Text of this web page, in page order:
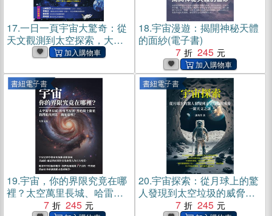
17.一日一頁宇宙大驚奇：從
天文觀測到太空探索，大人
小孩都想知道的天文知識(電
18.宇宙漫遊：揭開神秘天體
的面紗(電子書)
7
245
書紐電子書
19.宇宙，你的界限究竟在哪
裡？太空萬里長城、哈雷彗
星蛋、黑色騎士衛星，我們
7 245
書紐電子書
20.宇宙探索：從月球上的驚
人發現到太空垃圾的威脅，
一窺天文之謎(電子書)
7 245